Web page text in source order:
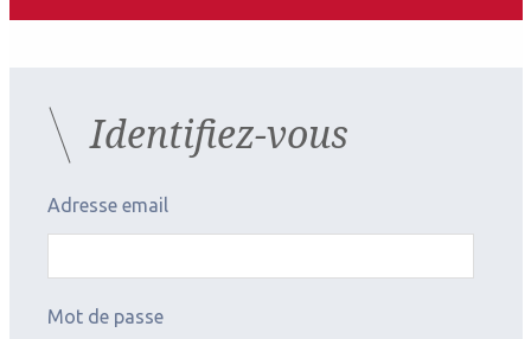
2026.07.11
Contactologie
Identifiez-vous
Adresse email
Mot de passe